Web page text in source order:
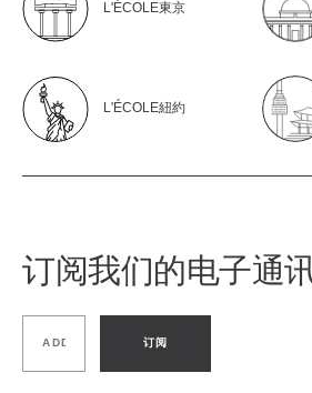
L'ÉCOLE東京
L'ÉCOLE紐約
订阅我们的电子通
订阅